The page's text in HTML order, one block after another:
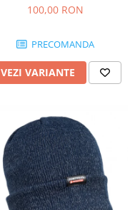
100,00 RON
PRECOMANDA
VEZI VARIANTE